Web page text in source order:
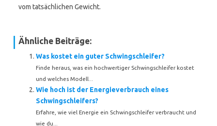
vom tatsächlichen Gewicht.
Ähnliche Beiträge:
Was kostet ein guter Schwingschleifer?
Finde heraus, was ein hochwertiger Schwingschleifer kostet
und welches Modell...
Wie hoch ist der Energieverbrauch eines
Schwingschleifers?
Erfahre, wie viel Energie ein Schwingschleifer verbraucht und
wie du...